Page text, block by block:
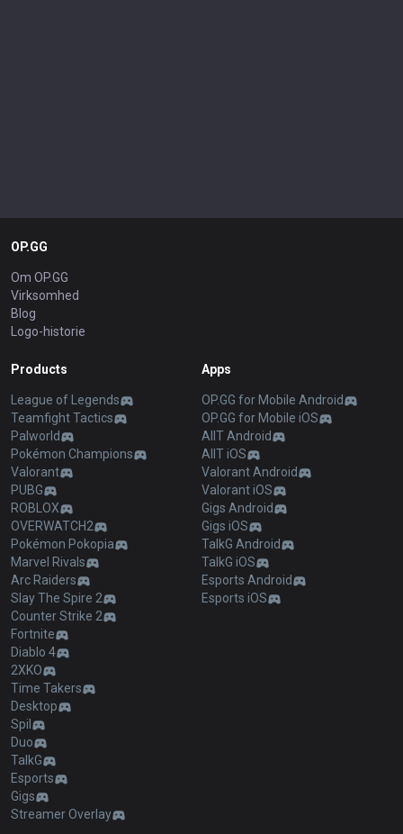
OP.GG
Om OP.GG
Virksomhed
Blog
Logo-historie
Products
League of Legends
Teamfight Tactics
Palworld
Pokémon Champions
Valorant
PUBG
ROBLOX
OVERWATCH2
Pokémon Pokopia
Marvel Rivals
Arc Raiders
Slay The Spire 2
Counter Strike 2
Fortnite
Diablo 4
2XKO
Time Takers
Desktop
Spil
Duo
TalkG
Esports
Gigs
Streamer Overlay
Apps
OP.GG for Mobile Android
OP.GG for Mobile iOS
AllT Android
AllT iOS
Valorant Android
Valorant iOS
Gigs Android
Gigs iOS
TalkG Android
TalkG iOS
Esports Android
Esports iOS